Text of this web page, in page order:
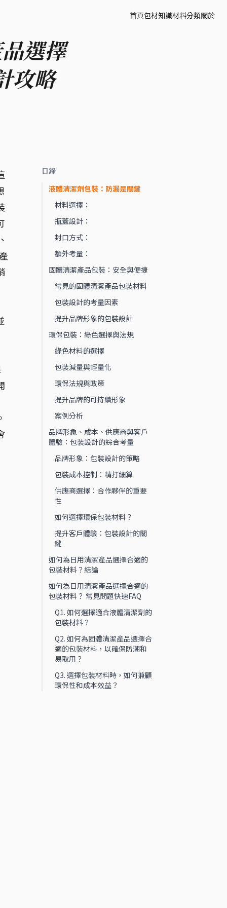
首頁包材知識材料分類關於
選擇
攻略
目錄
液體清潔劑包裝：防漏是關鍵
材料選擇：
瓶蓋設計：
封口方式：
額外考量：
固體清潔產品包裝：安全與便捷
常見的固體清潔產品包裝材料
包裝設計的考量因素
提升品牌形象的包裝設計
環保包裝：綠色選擇與法規
綠色材料的選擇
包裝減量與輕量化
環保法規與政策
提升品牌的可持續形象
案例分析
品牌形象、成本、供應商與客戶
體驗：包裝設計的綜合考量
品牌形象：包裝設計的策略
包裝成本控制：精打細算
供應商選擇：合作夥伴的重要
性
如何選擇環保包裝材料？
提升客戶體驗：包裝設計的關
鍵
如何為日用清潔產品選擇合適的
包裝材料？結論
如何為日用清潔產品選擇合適的
包裝材料？ 常見問題快速FAQ
Q1. 如何選擇適合液體清潔劑的
包裝材料？
Q2. 如何為固體清潔產品選擇合
適的包裝材料，以確保防潮和
易取用？
Q3. 選擇包裝材料時，如何兼顧
環保性和成本效益？